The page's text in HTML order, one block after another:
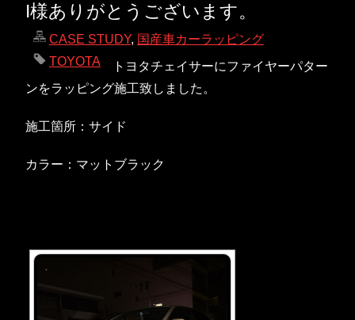
I様ありがとうございます。
CASE STUDY, 国産車カーラッピング
TOYOTA
トヨタチェイサーにファイヤーパター
ンをラッピング施工致しました。
施工箇所：サイド
カラー：マットブラック